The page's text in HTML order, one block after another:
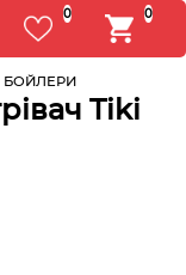
0 0
БОЙЛЕРИ
Tiki